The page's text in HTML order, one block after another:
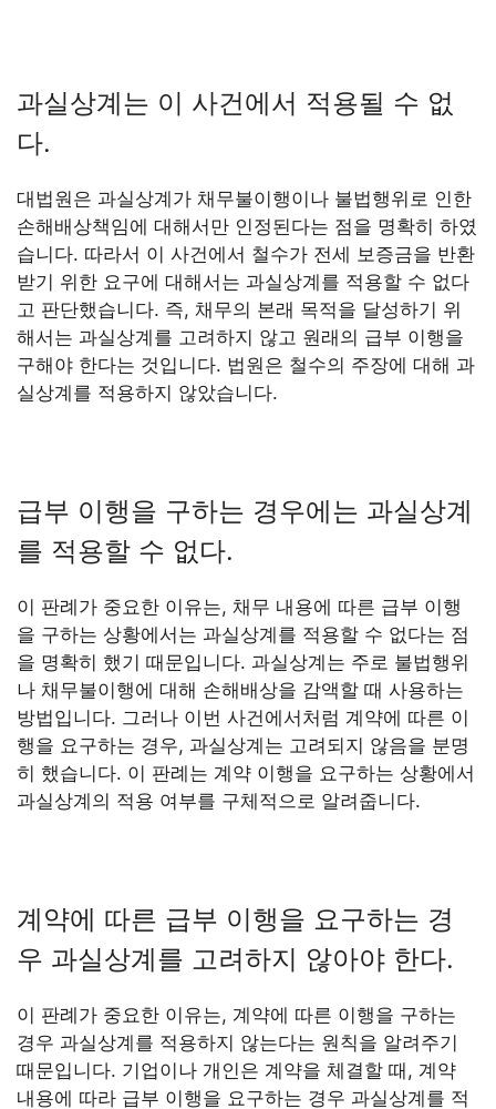
과실상계는 이 사건에서 적용될 수 없
다.
대법원은 과실상계가 채무불이행이나 불법행위로 인한
손해배상책임에 대해서만 인정된다는 점을 명확히 하였
습니다. 따라서 이 사건에서 철수가 전세 보증금을 반환
받기 위한 요구에 대해서는 과실상계를 적용할 수 없다
고 판단했습니다. 즉, 채무의 본래 목적을 달성하기 위
해서는 과실상계를 고려하지 않고 원래의 급부 이행을
구해야 한다는 것입니다. 법원은 철수의 주장에 대해 과
실상계를 적용하지 않았습니다.
급부 이행을 구하는 경우에는 과실상계
를 적용할 수 없다.
이 판례가 중요한 이유는, 채무 내용에 따른 급부 이행
을 구하는 상황에서는 과실상계를 적용할 수 없다는 점
을 명확히 했기 때문입니다. 과실상계는 주로 불법행위
나 채무불이행에 대해 손해배상을 감액할 때 사용하는
방법입니다. 그러나 이번 사건에서처럼 계약에 따른 이
행을 요구하는 경우, 과실상계는 고려되지 않음을 분명
히 했습니다. 이 판례는 계약 이행을 요구하는 상황에서
과실상계의 적용 여부를 구체적으로 알려줍니다.
계약에 따른 급부 이행을 요구하는 경
우 과실상계를 고려하지 않아야 한다.
이 판례가 중요한 이유는, 계약에 따른 이행을 구하는
경우 과실상계를 적용하지 않는다는 원칙을 알려주기
때문입니다. 기업이나 개인은 계약을 체결할 때, 계약
내용에 따라 급부 이행을 요구하는 경우 과실상계를 적